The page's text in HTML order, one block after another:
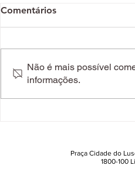
Os novos protetores
Comentários
Não é mais possível
informações.
Praça Cidade do
1800-100